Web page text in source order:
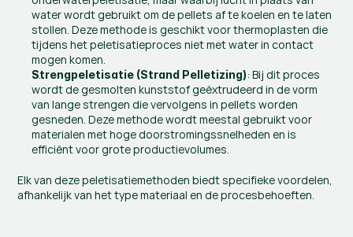
water wordt gebruikt om de pellets af te koelen en te laten
stollen. Deze methode is geschikt voor thermoplasten die
tijdens het peletisatieproces niet met water in contact
mogen komen.
Strengpeletisatie (Strand Pelletizing): Bij dit proces
wordt de gesmolten kunststof geëxtrudeerd in de vorm
van lange strengen die vervolgens in pellets worden
gesneden. Deze methode wordt meestal gebruikt voor
materialen met hoge doorstromingssnelheden en is
efficiënt voor grote productievolumes.
Elk van deze peletisatiemethoden biedt specifieke voordelen,
afhankelijk van het type materiaal en de procesbehoeften.